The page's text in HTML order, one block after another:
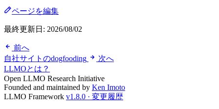
ページを編集
最終更新日: 2026/08/02
前へ
自社サイトのdogfooding
次へ
LLMOとは？
Open LLMO Research Initiative
Founded and maintained by Ken Imoto
LLMO Framework v1.8.0 · 変更履歴